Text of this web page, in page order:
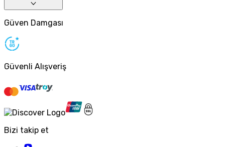
Güven Damgası
Güvenli Alışveriş
Bizi takip et